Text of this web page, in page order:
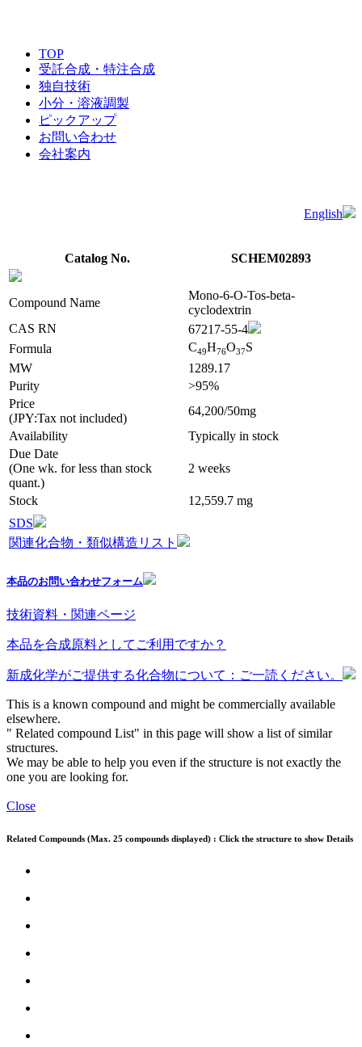
TOP
受託合成・特注合成
独自技術
小分・溶液調製
ピックアップ
お問い合わせ
会社案内
English
Catalog No. SCHEM02893
Compound Name
Mono-6-O-Tos-beta-
cyclodextrin
CAS RN
67217-55-4
Formula
C49H76O37S
MW
1289.17
Purity
>95%
Price
(JPY:Tax not included)
64,200/50mg
Availability
Typically in stock
Due Date
(One wk. for less than stock
quant.)
2 weeks
Stock
12,559.7 mg
SDS
関連化合物・類似構造リスト
本品のお問い合わせフォーム
技術資料・関連ページ
本品を合成原料としてご利用ですか？
新成化学がご提供する化合物について：ご一読ください。
This is a known compound and might be commercially available
elsewhere.
" Related compound List" in this page will show a list of similar
structures.
We may be able to help you even if the structure is not exactly the
one you are looking for.
Close
Related Compounds (Max. 25 compounds displayed) : Click the structure to show Details